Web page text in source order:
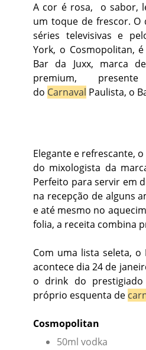
A cor é rosa, o sabor,
um toque de frescor. O
séries televisivas e
York, o Cosmopolitan,
Bar da Juxx, marca
premium,
do Carnaval Paulista, o
Elegante e refrescante,
do mixologista da
Perfeito para servir em
na recepção de alguns
e até mesmo no
folia, a receita combina
Com uma lista seleta, o
acontece dia 24 de
o drink do
próprio esquenta de
Cosmopolitan
50ml vodka